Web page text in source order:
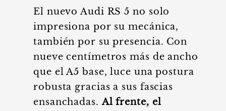
El nuevo Audi RS 5 no solo
impresiona por su mecánica,
también por su presencia. Con
nueve centímetros más de ancho
que el A5 base, luce una postura
robusta gracias a sus fascias
ensanchadas.Al frente, el